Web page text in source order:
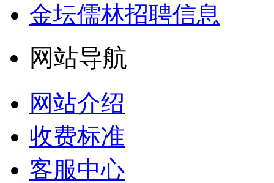
金坛儒林招聘信息
网站导航
网站介绍
收费标准
客服中心